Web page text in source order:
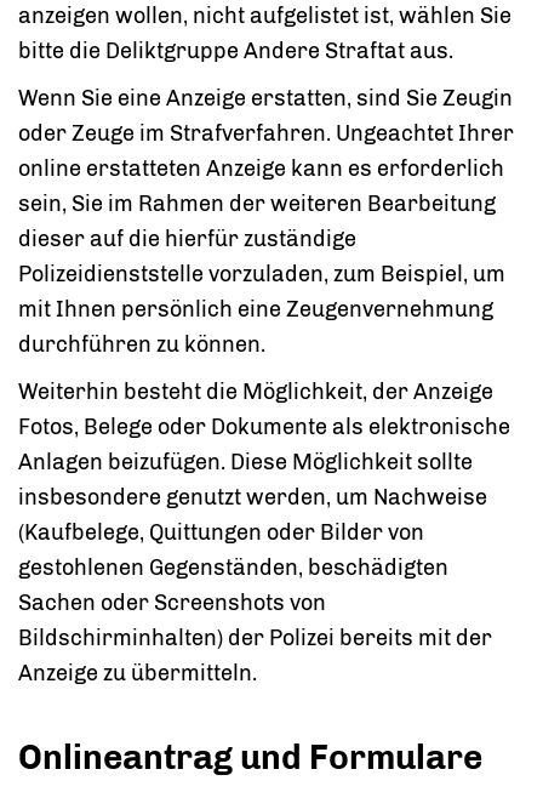
anzeigen wollen, nicht aufgelistet ist, wählen Sie
bitte die Deliktgruppe Andere Straftat aus.
Wenn Sie eine Anzeige erstatten, sind Sie Zeugin
oder Zeuge im Strafverfahren. Ungeachtet Ihrer
online erstatteten Anzeige kann es erforderlich
sein, Sie im Rahmen der weiteren Bearbeitung
dieser auf die hierfür zuständige
Polizeidienststelle vorzuladen, zum Beispiel, um
mit Ihnen persönlich eine Zeugenvernehmung
durchführen zu können.
Weiterhin besteht die Möglichkeit, der Anzeige
Fotos, Belege oder Dokumente als elektronische
Anlagen beizufügen. Diese Möglichkeit sollte
insbesondere genutzt werden, um Nachweise
(Kaufbelege, Quittungen oder Bilder von
gestohlenen Gegenständen, beschädigten
Sachen oder Screenshots von
Bildschirminhalten) der Polizei bereits mit der
Anzeige zu übermitteln.
Onlineantrag und Formulare